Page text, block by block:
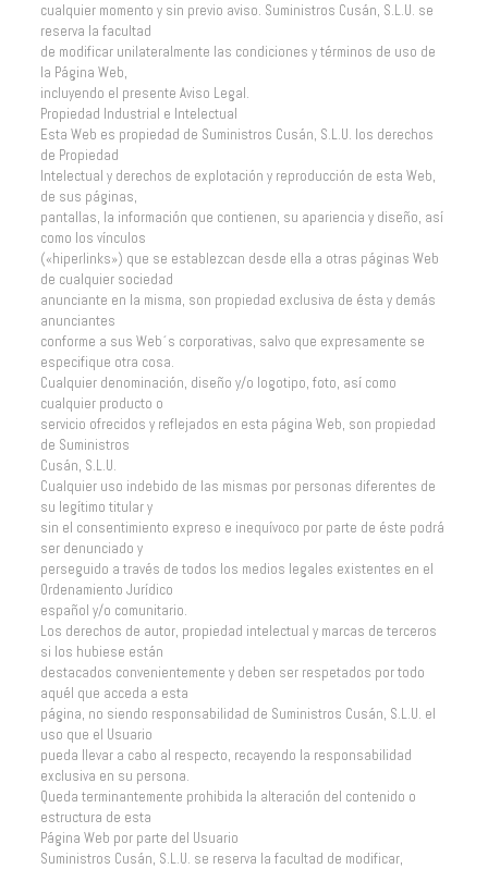
cualquier momento y sin previo aviso. Suministros Cusán, S.L.U. se
reserva la facultad
de modificar unilateralmente las condiciones y términos de uso de
la Página Web,
incluyendo el presente Aviso Legal.
Propiedad Industrial e Intelectual
Esta Web es propiedad de Suministros Cusán, S.L.U. los derechos
de Propiedad
Intelectual y derechos de explotación y reproducción de esta Web,
de sus páginas,
pantallas, la información que contienen, su apariencia y diseño, así
como los vínculos
(«hiperlinks») que se establezcan desde ella a otras páginas Web
de cualquier sociedad
anunciante en la misma, son propiedad exclusiva de ésta y demás
anunciantes
conforme a sus Web´s corporativas, salvo que expresamente se
especifique otra cosa.
Cualquier denominación, diseño y/o logotipo, foto, así como
cualquier producto o
servicio ofrecidos y reflejados en esta página Web, son propiedad
de Suministros
Cusán, S.L.U.
Cualquier uso indebido de las mismas por personas diferentes de
su legítimo titular y
sin el consentimiento expreso e inequívoco por parte de éste podrá
ser denunciado y
perseguido a través de todos los medios legales existentes en el
Ordenamiento Jurídico
español y/o comunitario.
Los derechos de autor, propiedad intelectual y marcas de terceros
si los hubiese están
destacados convenientemente y deben ser respetados por todo
aquél que acceda a esta
página, no siendo responsabilidad de Suministros Cusán, S.L.U. el
uso que el Usuario
pueda llevar a cabo al respecto, recayendo la responsabilidad
exclusiva en su persona.
Queda terminantemente prohibida la alteración del contenido o
estructura de esta
Página Web por parte del Usuario
Suministros Cusán, S.L.U. se reserva la facultad de modificar,